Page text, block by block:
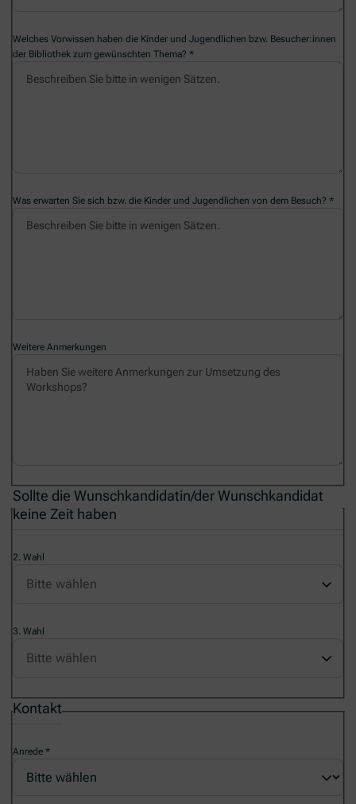
Welches Vorwissen haben die Kinder und Jugendlichen bzw. Besucher:innen
der Bibliothek zum gewünschten Thema?
Was erwarten Sie sich bzw. die Kinder und Jugendlichen von dem Besuch?
Weitere Anmerkungen
Sollte die Wunschkandidatin/der Wunschkandidat
keine Zeit haben
2. Wahl
3. Wahl
Kontakt
Anrede